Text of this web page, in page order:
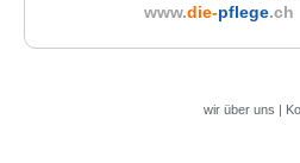
www.die-pflege.ch
wir über uns |